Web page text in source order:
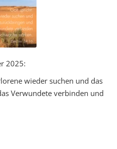
2025:
wieder suchen und das
Verwundete verbinden und